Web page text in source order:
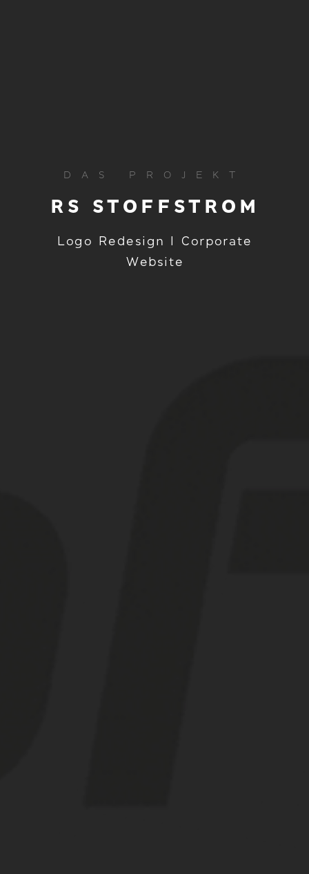
DAS PROJEKT
RS STOFFSTROM
Logo Redesign I Corporate
Website